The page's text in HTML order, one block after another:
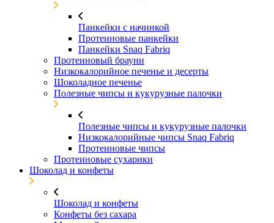
Панкейки с начинкой
Протеиновые панкейки
Панкейки Snaq Fabriq
Протеиновый брауни
Низкокалорийное печенье и десерты
Шоколадное печенье
Полезные чипсы и кукурузные палочки
Полезные чипсы и кукурузные палочки
Низкокалорийные чипсы Snaq Fabriq
Протеиновые чипсы
Протеиновые сухарики
Шоколад и конфеты
Шоколад и конфеты
Конфеты без сахара